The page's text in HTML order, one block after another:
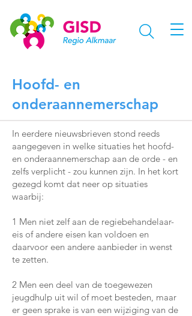
Hoofd- en
onderaannemerschap
In eerdere nieuwsbrieven stond reeds
aangegeven in welke situaties het hoofd-
en onderaannemerschap aan de orde - en
zelfs verplicht - zou kunnen zijn. In het kort
gezegd komt dat neer op situaties
waarbij:
1 Men niet zelf aan de regiebehandelaar-
eis of andere eisen kan voldoen en
daarvoor een andere aanbieder in wenst
te zetten.
2 Men een deel van de toegewezen
jeugdhulp uit wil of moet besteden, maar
er geen sprake is van een wijziging van de